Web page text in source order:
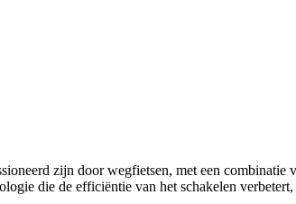
zijn door wegfietsen, met een combinatie
die de efficiëntie van het schakelen